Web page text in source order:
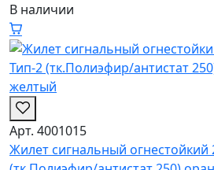
В наличии
Арт. 4001015
Жилет сигнальный